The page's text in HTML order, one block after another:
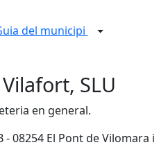
del municipi
SLU
en general.
- 08254 El Pont de Vilomara i